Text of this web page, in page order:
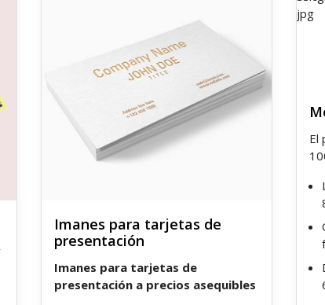
Imanes para tarjetas de
presentación
Imanes para tarjetas de
presentación a precios asequibles
El